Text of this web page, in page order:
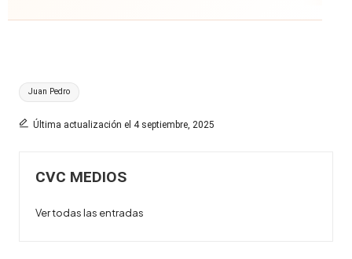
Etiquetas:
Juan Pedro
Última actualización el 4 septiembre, 2025
CVC MEDIOS
Ver todas las entradas